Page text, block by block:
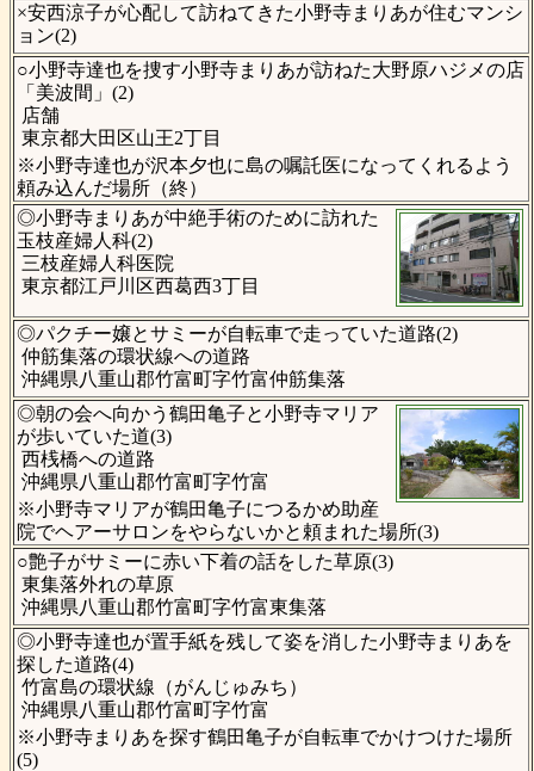
×安西涼子が心配して訪ねてきた小野寺まりあが住むマンシ
ョン(2)
○小野寺達也を捜す小野寺まりあが訪ねた大野原ハジメの店
「美波間」(2)
店舗
東京都大田区山王2丁目
※小野寺達也が沢本夕也に島の嘱託医になってくれるよう
頼み込んだ場所（終）
◎小野寺まりあが中絶手術のために訪れた
玉枝産婦人科(2)
三枝産婦人科医院
東京都江戸川区西葛西3丁目
◎パクチー嬢とサミーが自転車で走っていた道路(2)
仲筋集落の環状線への道路
沖縄県八重山郡竹富町字竹富仲筋集落
◎朝の会へ向かう鶴田亀子と小野寺マリア
が歩いていた道(3)
西桟橋への道路
沖縄県八重山郡竹富町字竹富
※小野寺マリアが鶴田亀子につるかめ助産
院でヘアーサロンをやらないかと頼まれた場所(3)
○艶子がサミーに赤い下着の話をした草原(3)
東集落外れの草原
沖縄県八重山郡竹富町字竹富東集落
◎小野寺達也が置手紙を残して姿を消した小野寺まりあを
探した道路(4)
竹富島の環状線（がんじゅみち）
沖縄県八重山郡竹富町字竹富
※小野寺まりあを探す鶴田亀子が自転車でかけつけた場所
(5)